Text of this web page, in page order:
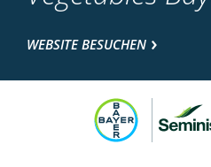
WEBSITE BESUCHEN